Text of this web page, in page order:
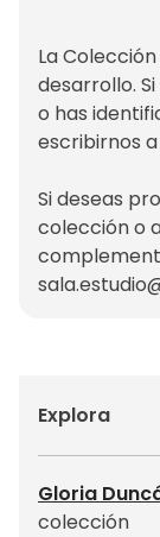
La
desarrollo.
o has
escribirnos a
Si deseas
colección o
Explora
Gloria
colección